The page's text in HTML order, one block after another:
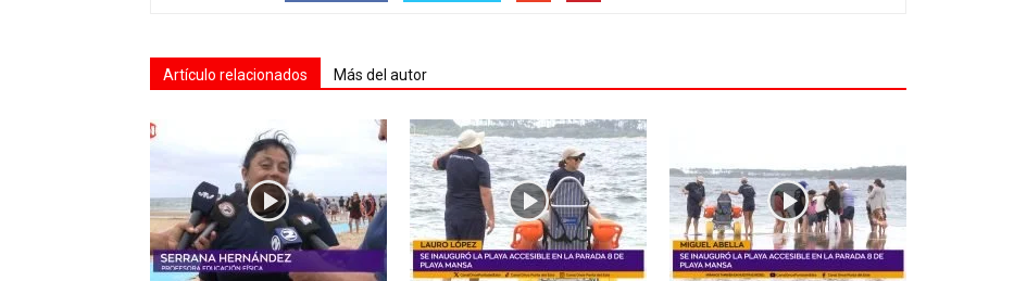
Artículo relacionados Más del autor